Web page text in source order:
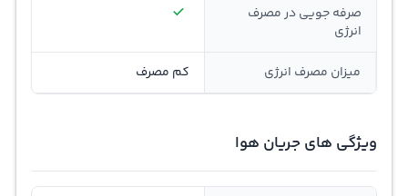
صرفه جویی در مصرف
انرژی
ميزان مصرف انرژی کم مصرف
ویژگی های جریان هوا